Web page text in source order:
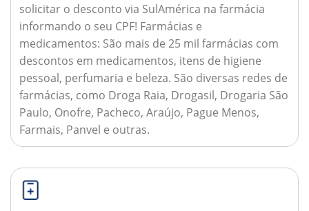
solicitar o desconto via SulAmérica na farmácia
informando o seu CPF! Farmácias e
medicamentos: São mais de 25 mil farmácias com
descontos em medicamentos, itens de higiene
pessoal, perfumaria e beleza. São diversas redes de
farmácias, como Droga Raia, Drogasil, Drogaria São
Paulo, Onofre, Pacheco, Araújo, Pague Menos,
Farmais, Panvel e outras.